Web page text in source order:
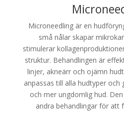
Microneedling är en
små nålar skapar
stimulerar
struktur. Behandlingen är
linjer, akneärr och ojämn
anpassas till alla hudtyper
och mer ungdomlig hud.
andra behandlingar för att